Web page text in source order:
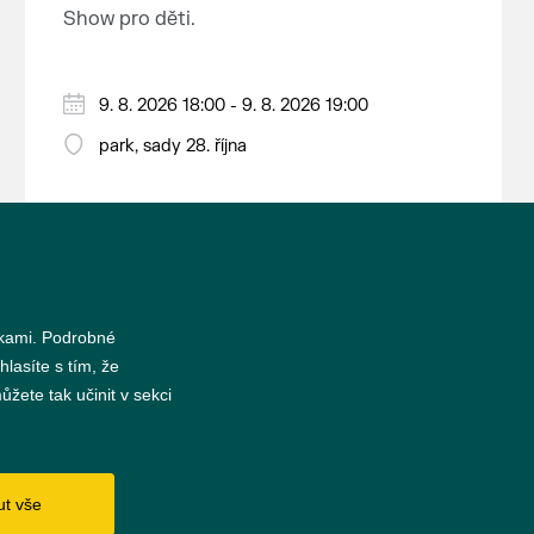
nejrozsáhlejší parkově upravená
kulturního dědictví UNESCO.
Show pro děti.
9. 8. 2026 18:00 - 9. 8. 2026 19:00
park, sady 28. října
Podrobné
s tím, že
tak učinit v sekci
vše